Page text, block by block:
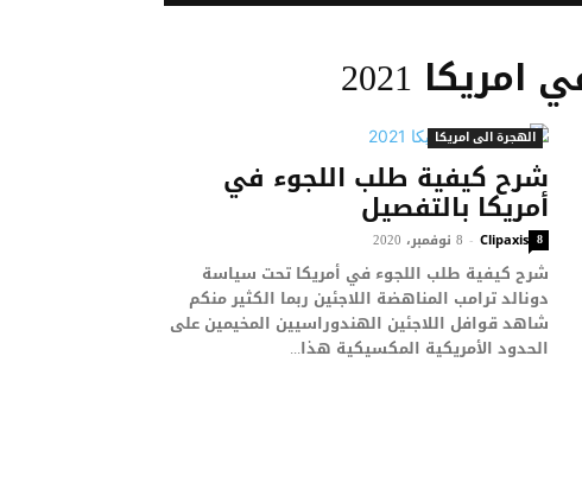
2021
الهجرة الى امريكا
شرح كيفية طلب اللجوء في
أمريكا بالتفصيل
Clipaxis
- 8 نوفمبر، 2020 8
شرح كيفية طلب اللجوء في أمريكا تحت سياسة
دونالد ترامب المناهضة اللاجئين ربما الكثير منكم
شاهد قوافل اللاجئين الهندوراسيين المخيمين على
الحدود الأمريكية المكسيكية هذا...